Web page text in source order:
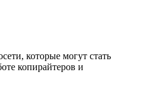
которые могут стать
копирайтеров и